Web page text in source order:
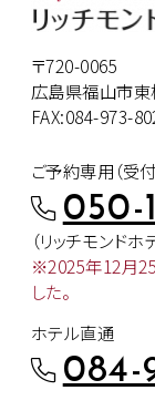
〒720-0065
広島県福山市東
FAX:084-973-
ご予約専用（受
050-
（リッチモンド
※2025年12月25
した。
ホテル直通
084-